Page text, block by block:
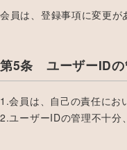
会員は、登録事項に変更
第5条 ユーザーIDの
1.会員は、自己の責任にお
2.ユーザーIDの管理不十分